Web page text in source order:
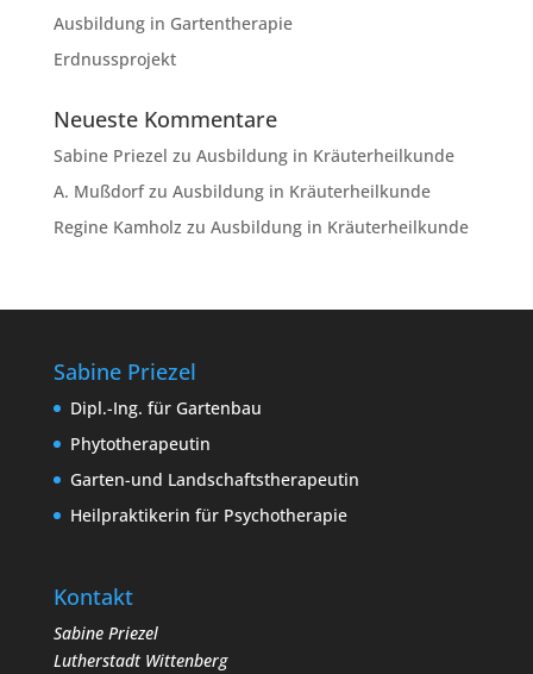
Ausbildung in Gartentherapie
Erdnussprojekt
Neueste Kommentare
Sabine Priezel zu Ausbildung in Kräuterheilkunde
A. Mußdorfzu Ausbildung in Kräuterheilkunde
Regine Kamholz zu Ausbildung in Kräuterheilkunde
Sabine Priezel
Dipl.-Ing. für Gartenbau
Phytotherapeutin
Garten-und Landschaftstherapeutin
Heilpraktikerin für Psychotherapie
Kontakt
Sabine Priezel
Lutherstadt Wittenberg